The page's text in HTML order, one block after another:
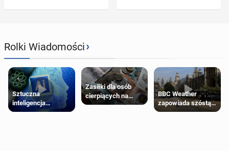
Rolki Wiadomości›
Sztuczna
inteligencja
próbowała oszukać
Zasiłki dla osób
cierpiących na
schorzenia
BBC Weather
zapowiada szóstą
falę upałów w